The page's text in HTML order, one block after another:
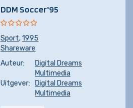
DDM Soccer'95
Sport,1995
Shareware
Auteur:
Digital Dreams
Multimedia
Uitgever:
Digital Dreams
Multimedia